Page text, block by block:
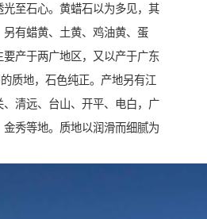
至石心。黄蜡石以为多见，其
有蜡黄、土黄、鸡油黄、蛋
产于两广地区，又以产于广东
质地，石色纯正。产地另有江
清远、台山、开平、电白，广
秀等地。质地以润滑而细腻为